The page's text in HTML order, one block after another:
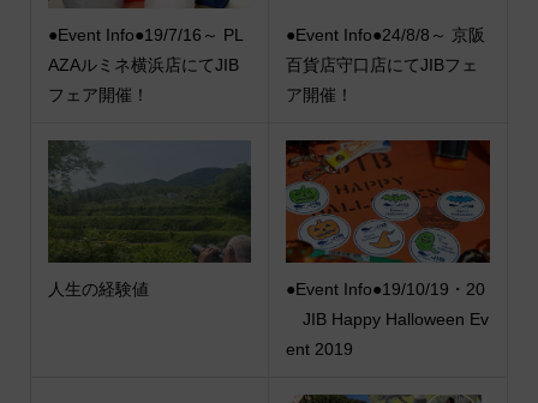
●Event Info●19/7/16～ PL
AZAルミネ横浜店にてJIB
フェア開催！
●Event Info●24/8/8～ 京阪
百貨店守口店にてJIBフェ
ア開催！
人生の経験値
●Event Info●19/10/19・20
JIB Happy Halloween Ev
ent 2019